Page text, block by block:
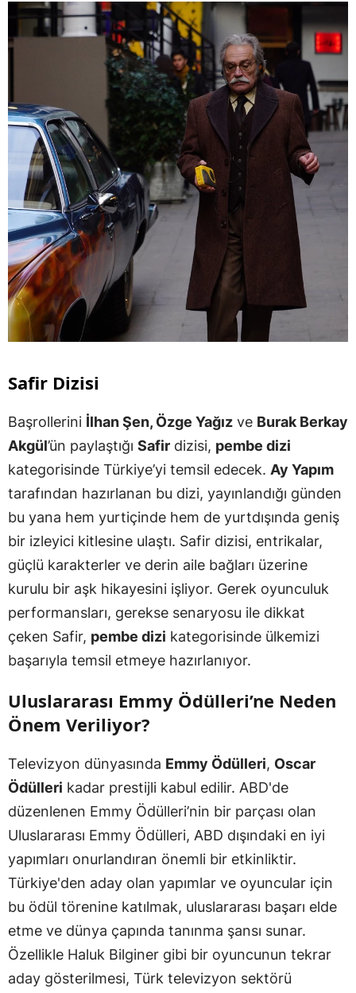
Safir Dizisi
Başrollerini İlhan Şen, Özge Yağız ve Burak Berkay
Akgül’ün paylaştığı Safir dizisi, pembe dizi
kategorisinde Türkiye’yi temsil edecek. Ay Yapım
tarafından hazırlanan bu dizi, yayınlandığı günden
bu yana hem yurtiçinde hem de yurtdışında geniş
bir izleyici kitlesine ulaştı. Safir dizisi, entrikalar,
güçlü karakterler ve derin aile bağları üzerine
kurulu bir aşk hikayesini işliyor. Gerek oyunculuk
performansları, gerekse senaryosu ile dikkat
çeken Safir, pembe dizi kategorisinde ülkemizi
başarıyla temsil etmeye hazırlanıyor.
Uluslararası Emmy Ödülleri’ne Neden
Önem Veriliyor?
Televizyon dünyasında Emmy Ödülleri, Oscar
Ödülleri kadar prestijli kabul edilir. ABD'de
düzenlenen Emmy Ödülleri’nin bir parçası olan
Uluslararası Emmy Ödülleri, ABD dışındaki en iyi
yapımları onurlandıran önemli bir etkinliktir.
Türkiye'den aday olan yapımlar ve oyuncular için
bu ödül törenine katılmak, uluslararası başarı elde
etme ve dünya çapında tanınma şansı sunar.
Özellikle Haluk Bilginer gibi bir oyuncunun tekrar
aday gösterilmesi, Türk televizyon sektörü